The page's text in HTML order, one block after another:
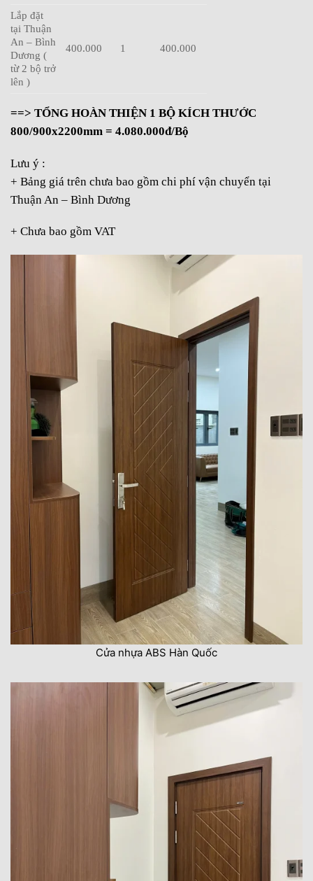
Lắp đặt
tại Thuận
An – Bình
Dương (
từ 2 bộ trở
lên )
400.000 1 400.000
==> TỔNG HOÀN THIỆN 1 BỘ KÍCH THƯỚC
800/900x2200mm = 4.080.000đ/Bộ
Lưu ý :
+ Bảng giá trên chưa bao gồm chi phí vận chuyển tại
Thuận An – Bình Dương
+ Chưa bao gồm VAT
Cửa nhựa ABS Hàn Quốc